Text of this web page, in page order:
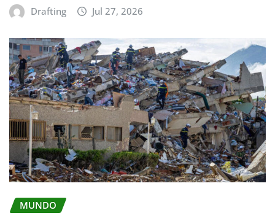
Drafting Jul 27, 2026
MUNDO